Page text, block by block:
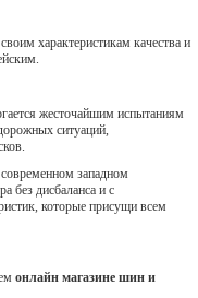
характеристикам качества и
жесточайшим испытаниям
ситуаций,
западном
без дисбаланса и с
которые присущи всем
онлайн магазине шин и